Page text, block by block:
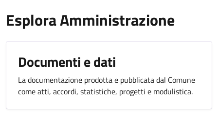
Esplora Amministrazione
Documenti e dati
La documentazione prodotta e pubblicata dal Comune
come atti, accordi, statistiche, progetti e modulistica.